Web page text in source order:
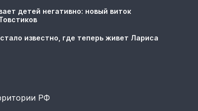
детей негативно: новый виток
известно, где теперь живет Лариса
РФ